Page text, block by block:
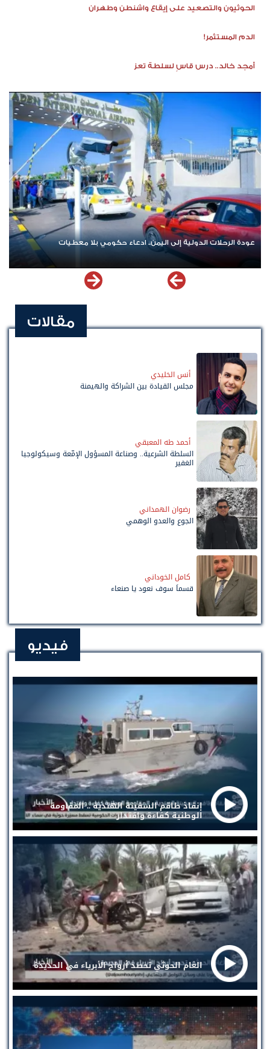
الحوثيون والتصعيد على إيقاع واشنطن وطهران
الدم المستثمر!
أمجد خالد.. درس قاسٍ لسلطة تعز
عودة الرحلات الدولية إلى اليمن.. ادعاء حكومي بلا معطيات
مقالات
أنس الخليدي
مجلس القيادة بين الشراكة والهيمنة
أحمد طه المعبقي
السلطة الشرعية.. وصناعة المسؤول الإمّعة وسيكولوجيا
الغفير
رضوان الهمداني
الجوع والعدو الوهمي
كامل الخوداني
قسماً سوف نعود يا صنعاء
فيديو
إنقاذ طاقم السفينة الهندية .. المقاومة
الوطنية كفاءة واقتدار
الغام الحوثي تحصد أرواح الأبرياء في الحديدة